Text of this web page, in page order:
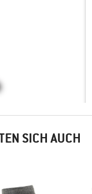
SICH AUCH